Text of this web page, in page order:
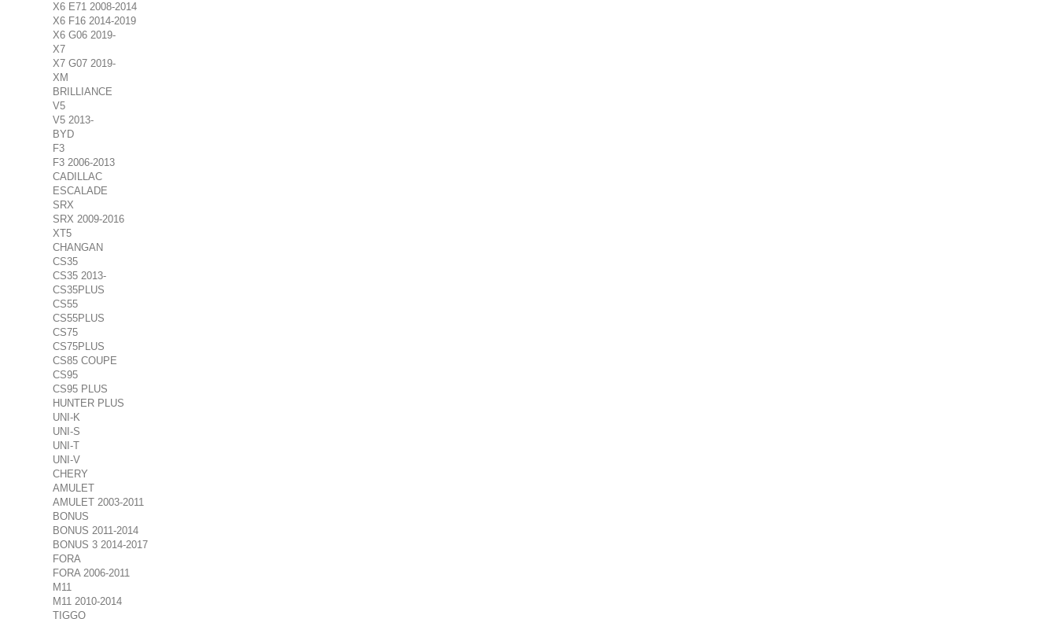
X6 E71 2008-2014
X6 F16 2014-2019
X6 G06 2019-
X7
X7 G07 2019-
XM
BRILLIANCE
V5
V5 2013-
BYD
F3
F3 2006-2013
CADILLAC
ESCALADE
SRX
SRX 2009-2016
XT5
CHANGAN
CS35
CS35 2013-
CS35PLUS
CS55
CS55PLUS
CS75
CS75PLUS
CS85 COUPE
CS95
CS95 PLUS
HUNTER PLUS
UNI-K
UNI-S
UNI-T
UNI-V
CHERY
AMULET
AMULET 2003-2011
BONUS
BONUS 2011-2014
BONUS 3 2014-2017
FORA
FORA 2006-2011
M11
M11 2010-2014
TIGGO